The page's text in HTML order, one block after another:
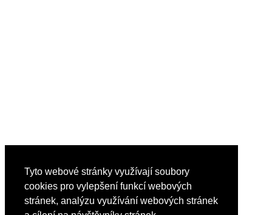
Tyto webové stránky využívají soubory
cookies pro vylepšení funkcí webových
stránek, analýzu využívání webových stránek